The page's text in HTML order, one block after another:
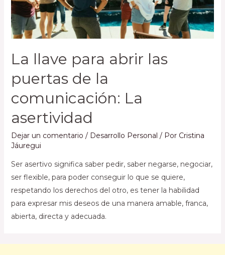
La llave para abrir las
puertas de la
comunicación: La
asertividad
Dejar un comentario / Desarrollo Personal / Por Cristina
Jáuregui
Ser asertivo significa saber pedir, saber negarse, negociar,
ser flexible, para poder conseguir lo que se quiere,
respetando los derechos del otro, es tener la habilidad
para expresar mis deseos de una manera amable, franca,
abierta, directa y adecuada.